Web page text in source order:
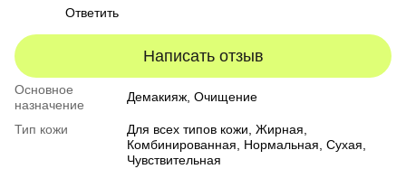
Ответить
Написать отзыв
Основное
назначение
Демакияж, Очищение
Тип кожи Для всех типов кожи, Жирная,
Комбинированная, Нормальная, Сухая,
Чувствительная